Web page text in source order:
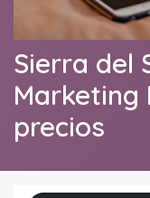
Sierra del
Marketing
precios